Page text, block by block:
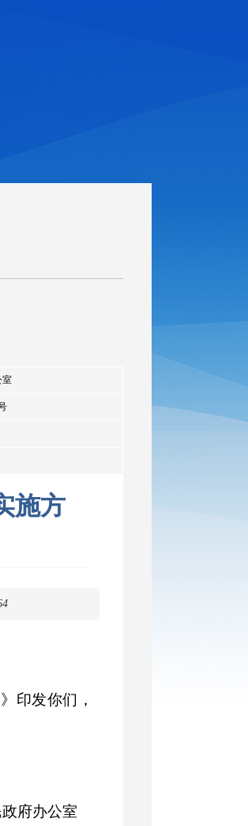
室
施方
》 印发你们 ，
政府办公室